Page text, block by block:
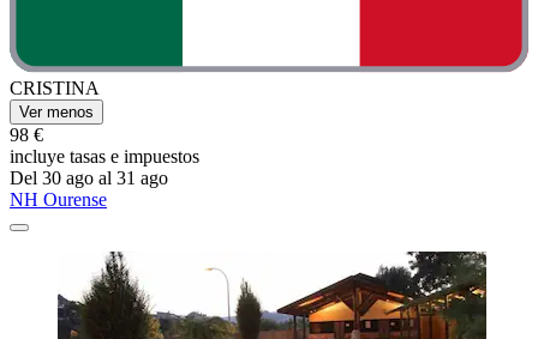
CRISTINA
Ver menos
98 €
incluye tasas e impuestos
Del 30 ago al 31 ago
NH Ourense